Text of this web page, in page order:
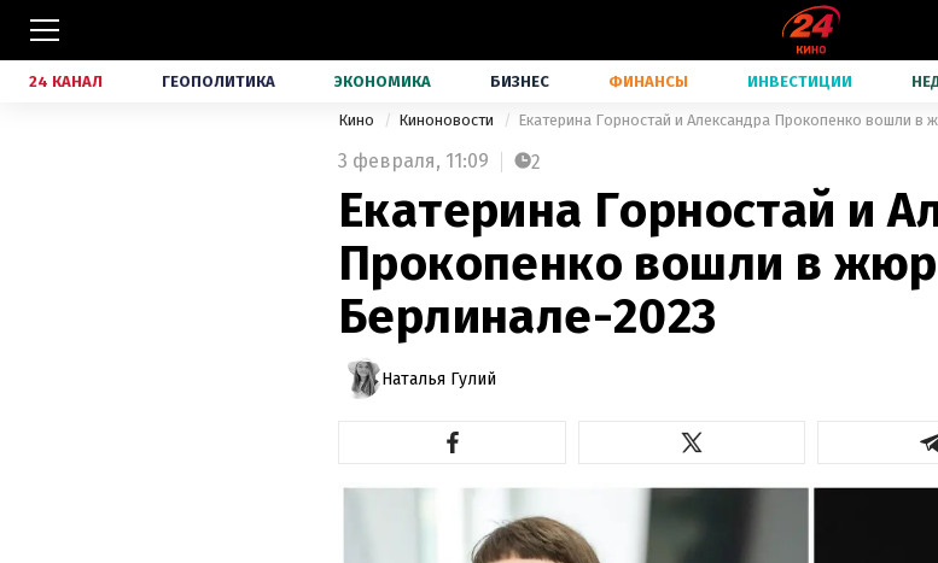
24 КАНАЛ ГЕОПОЛИТИКА ЭКОНОМИКА БИЗНЕС ФИНАНСЫ ИНВЕСТИЦИИ
Кино Киноновости Екатерина Горностай и Александра Прокопенко вошли в
3 февраля, 11:09 2
Екатерина Горностай и
Прокопенко вошли в
Берлинале-2023
Наталья Гулий